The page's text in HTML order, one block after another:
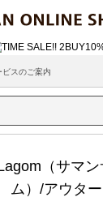
スのご案内
（サマ
ム）/アウター